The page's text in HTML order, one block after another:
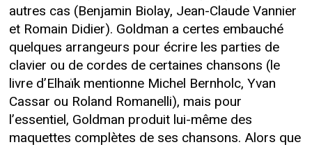
autres cas (Benjamin Biolay, Jean-Claude Vannier
et Romain Didier). Goldman a certes embauché
quelques arrangeurs pour écrire les parties de
clavier ou de cordes de certaines chansons (le
livre d’Elhaïk mentionne Michel Bernholc, Yvan
Cassar ou Roland Romanelli), mais pour
l’essentiel, Goldman produit lui-même des
maquettes complètes de ses chansons. Alors que